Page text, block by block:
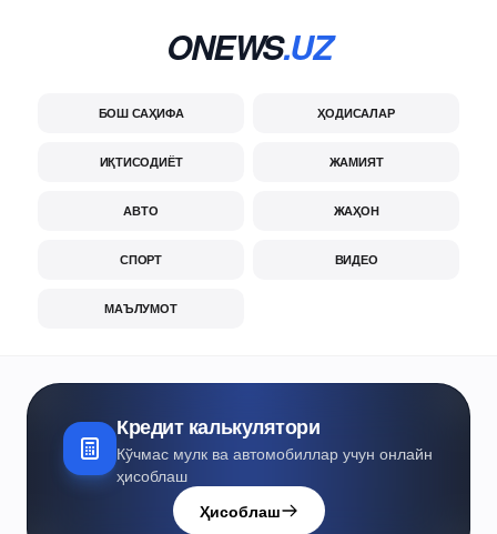
ONEWS.UZ
БОШ САҲИФА ҲОДИСАЛАР
ИҚТИСОДИЁТ ЖАМИЯТ
АВТО ЖАҲОН
СПОРТ ВИДЕО
МАЪЛУМОТ
Кредит калькулятори
Кўчмас мулк ва автомобиллар учун онлайн
ҳисоблаш
Ҳисоблаш